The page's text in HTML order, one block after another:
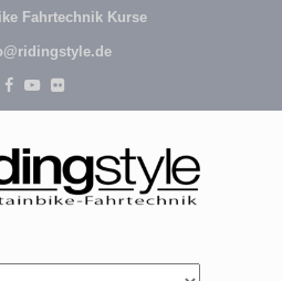
Fahrtechnik Kurse